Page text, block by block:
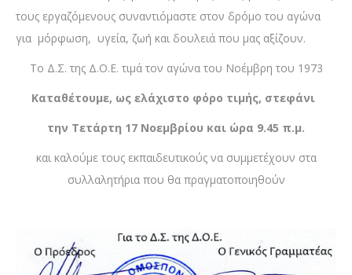
τους εργαζόμενους συναντιόμαστε στον δρόμο του αγώνα
για μόρφωση, υγεία, ζωή και δουλειά που μας αξίζουν.
Το Δ.Σ. της Δ.Ο.Ε. τιμά τον αγώνα του Νοέμβρη του 1973
Καταθέτουμε, ως ελάχιστο φόρο τιμής, στεφάνι
την Τετάρτη 17 Νοεμβρίου και ώρα 9.45 π.μ.
και καλούμε τους εκπαιδευτικούς να συμμετέχουν στα
συλλαλητήρια που θα πραγματοποιηθούν